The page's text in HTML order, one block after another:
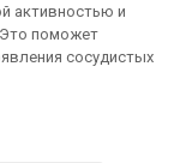
активностью и
Это поможет
сосудистых